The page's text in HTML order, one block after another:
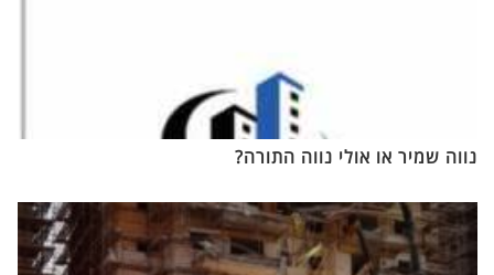
נווה שמיר או אולי נווה התורה?